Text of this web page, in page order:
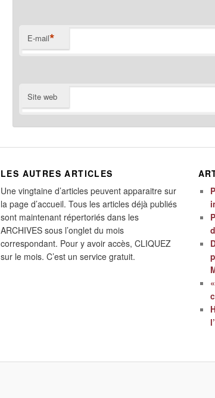
E-mail*
Site web
LES AUTRES ARTICLES
Une vingtaine d’articles peuvent apparaitre sur
la page d’accueil. Tous les articles déjà publiés
sont maintenant répertoriés dans les
ARCHIVES sous l’onglet du mois
correspondant. Pour y avoir accès, CLIQUEZ
sur le mois. C’est un service gratuit.